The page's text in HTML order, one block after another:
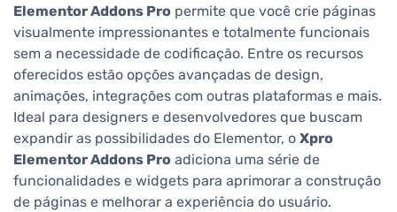
Elementor Addons Pro permite que você crie páginas
visualmente impressionantes e totalmente funcionais
sem a necessidade de codificação. Entre os recursos
oferecidos estão opções avançadas de design,
animações, integrações com outras plataformas e mais.
Ideal para designers e desenvolvedores que buscam
expandir as possibilidades do Elementor, o Xpro
Elementor Addons Pro adiciona uma série de
funcionalidades e widgets para aprimorar a construção
de páginas e melhorar a experiência do usuário.